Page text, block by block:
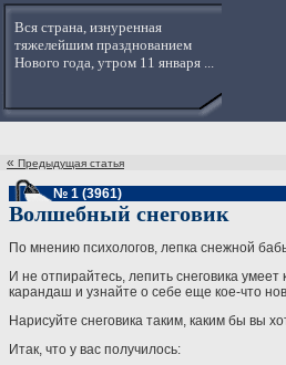
Вся страна, изнуренная
тяжелейшим празднованием
Нового года, утром 11 января ...
« Предыдущая статья
№ 1 (3961)
Волшебный снеговик
По мнению психологов, лепка снежной
И не отпирайтесь, лепить снеговика
карандаш и узнайте о себе еще кое-что
Нарисуйте снеговика таким, каким бы вы
Итак, что у вас получилось: